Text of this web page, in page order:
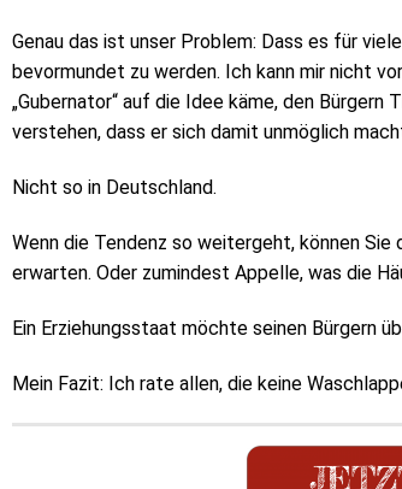
Genau das ist unser Problem: Dass es für
bevormundet zu werden. Ich kann mir nicht
„Gubernator“ auf die Idee käme, den Bürgern
verstehen, dass er sich damit unmöglich
Nicht so in Deutschland.
Wenn die Tendenz so weitergeht, können
erwarten. Oder zumindest Appelle, was die
Ein Erziehungsstaat möchte seinen Bürgern
Mein Fazit: Ich rate allen, die keine